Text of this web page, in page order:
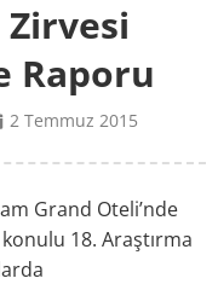
Zirvesi
Raporu
2 Temmuz 2015
Grand Oteli’nde
18. Araştırma